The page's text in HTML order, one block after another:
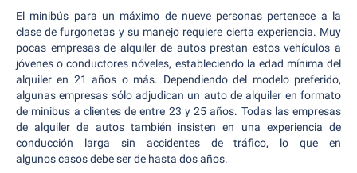
El minibús para un máximo de nueve personas pertenece a la
clase de furgonetas y su manejo requiere cierta experiencia. Muy
pocas empresas de alquiler de autos prestan estos vehículos a
jóvenes o conductores nóveles, estableciendo la edad mínima del
alquiler en 21 años o más. Dependiendo del modelo preferido,
algunas empresas sólo adjudican un auto de alquiler en formato
de minibus a clientes de entre 23 y 25 años. Todas las empresas
de alquiler de autos también insisten en una experiencia de
conducción larga sin accidentes de tráfico, lo que en
algunos casos debe ser de hasta dos años.